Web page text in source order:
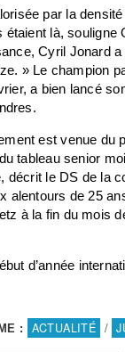
par la
là,
Cyril Jonard
» Le champion
a bien lancé
est venue
tableau senior
décrit le DS de la
alentours de 25
à la fin du mois
d’année
: ACTUALITÉ /